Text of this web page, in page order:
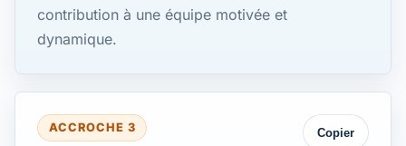
contribution à une équipe motivée et
dynamique.
ACCROCHE 3 Copier